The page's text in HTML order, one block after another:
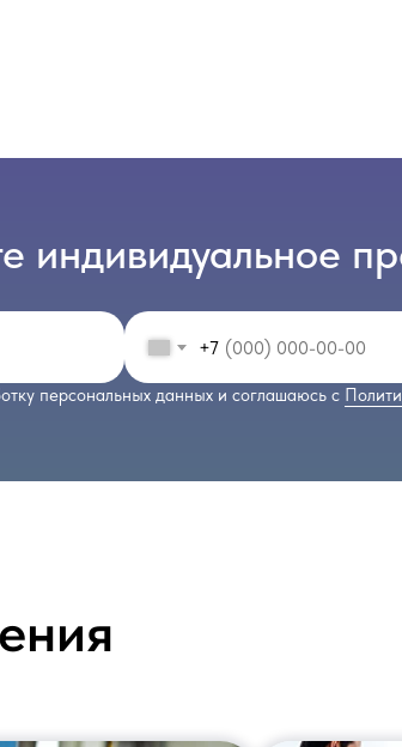
индивидуальное
+7
персональных данных и соглашаюсь с